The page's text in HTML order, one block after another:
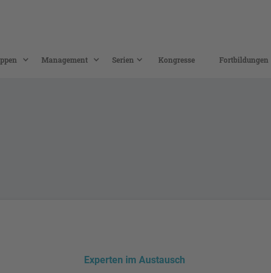
Management Serien Kongresse Fortbildungen
Experten im Austausch